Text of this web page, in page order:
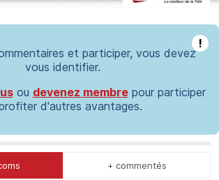
!
et participer, vous devez
vous identifier.
ou devenez membrepour participer
d'autres avantages.
+ commentés